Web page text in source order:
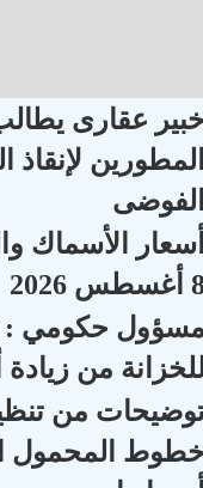
عقارى
لإنقاذ
الأسماك
2026
من زيادة
من
المحمول